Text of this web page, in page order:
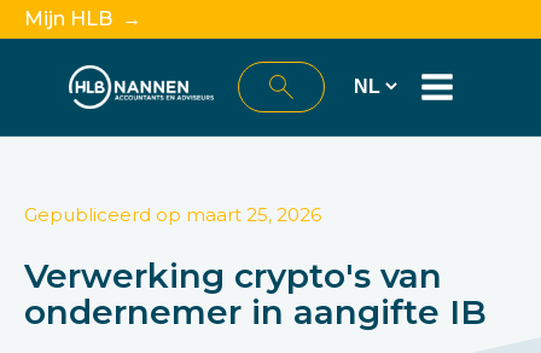
Mijn HLB →
Gepubliceerd op maart 25, 2026
Verwerking crypto's van
ondernemer in aangifte IB